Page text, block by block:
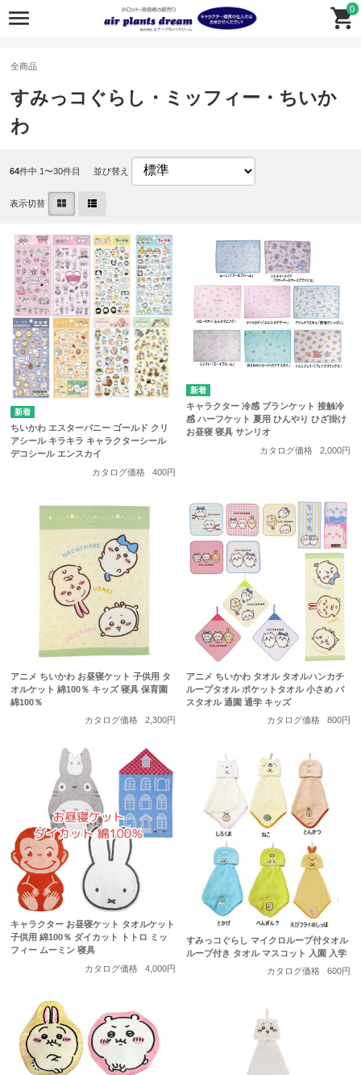
0
全商品
すみっコぐらし・ミッフィー・ちいか
わ
64件中 1〜30件目 並び替え
表示切替
ちいかわ エスターバニー ゴールド クリ
アシール キラキラ キャラクターシール
デコシール エンスカイ
カタログ価格
400円
キャラクター 冷感 ブランケット 接触冷
感 ハーフケット 夏用 ひんやり ひざ掛け
お昼寝 寝具 サンリオ
カタログ価格
2,000円
アニメ ちいかわ お昼寝ケット 子供用 タ
オルケット 綿100％ キッズ 寝具 保育園
綿100％
カタログ価格
2,300円
アニメ ちいかわ タオル タオルハンカチ
ループタオル ポケットタオル 小さめ バ
スタオル 通園 通学 キッズ
カタログ価格
800円
キャラクター お昼寝ケット タオルケット
子供用 綿100％ ダイカット トトロ ミッ
フィー ムーミン 寝具
カタログ価格
4,000円
すみっコぐらし マイクロループ付タオル
ループ付き タオル マスコット 入園 入学
カタログ価格
600円